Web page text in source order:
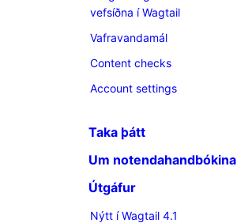
vefsíðna í Wagtail
Vafravandamál
Content checks
Account settings
Taka þátt
Um notendahandbókina
Útgáfur
Nýtt í Wagtail 4.1